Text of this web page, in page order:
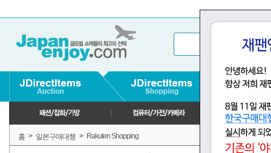
홈 > 일본구매대행 > Rakuten Shopping